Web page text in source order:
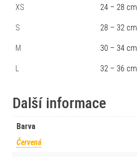
XS 24 – 28 cm
S 28 – 32 cm
M 30 – 34 cm
L 32 – 36 cm
Další informace
Barva
Červená